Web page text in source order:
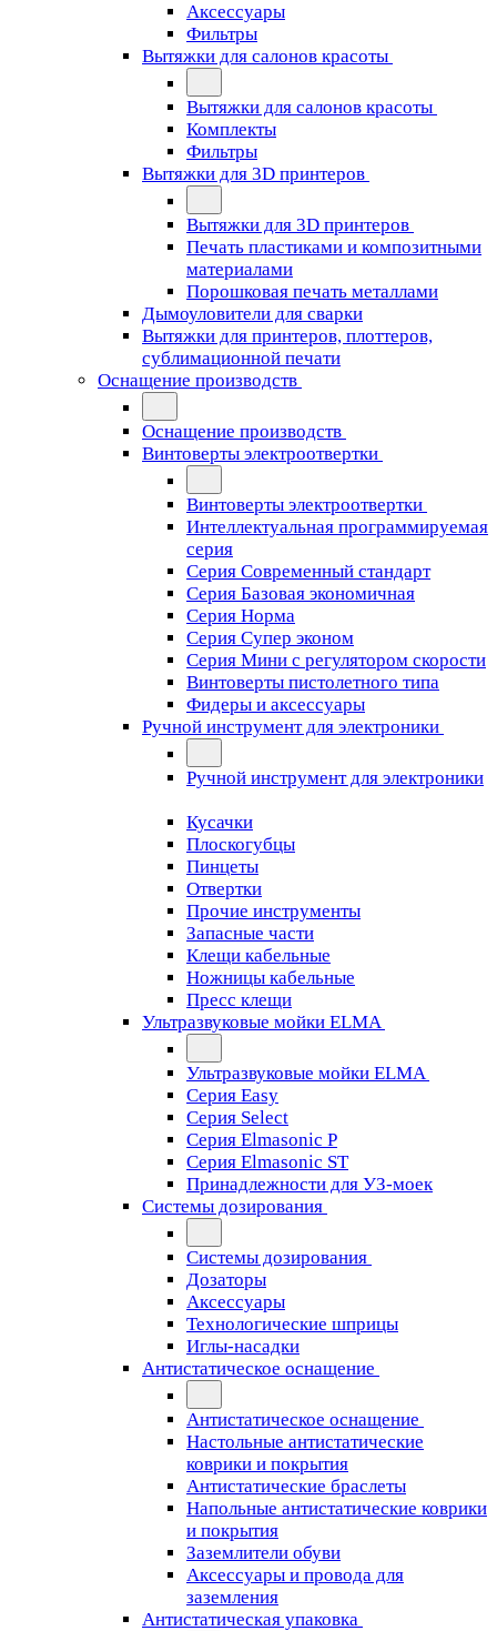
Аксессуары
Фильтры
Вытяжки для салонов красоты
Вытяжки для салонов красоты
Комплекты
Фильтры
Вытяжки для 3D принтеров
Вытяжки для 3D принтеров
Печать пластиками и композитными
материалами
Порошковая печать металлами
Дымоуловители для сварки
Вытяжки для принтеров, плоттеров,
сублимационной печати
Оснащение производств
Оснащение производств
Винтоверты электроотвертки
Винтоверты электроотвертки
Интеллектуальная программируемая
серия
Серия Современный стандарт
Серия Базовая экономичная
Серия Норма
Серия Cупер эконом
Серия Мини с регулятором скорости
Винтоверты пистолетного типа
Фидеры и аксессуары
Ручной инструмент для электроники
Ручной инструмент для электроники
Кусачки
Плоскогубцы
Пинцеты
Отвертки
Прочие инструменты
Запасные части
Клещи кабельные
Ножницы кабельные
Пресс клещи
Ультразвуковые мойки ELMA
Ультразвуковые мойки ELMA
Серия Easy
Серия Select
Серия Elmasonic P
Серия Elmasonic ST
Принадлежности для УЗ-моек
Системы дозирования
Системы дозирования
Дозаторы
Аксессуары
Технологические шприцы
Иглы-насадки
Антистатическое оснащение
Антистатическое оснащение
Настольные антистатические
коврики и покрытия
Антистатические браслеты
Напольные антистатические коврики
и покрытия
Заземлители обуви
Аксессуары и провода для
заземления
Антистатическая упаковка